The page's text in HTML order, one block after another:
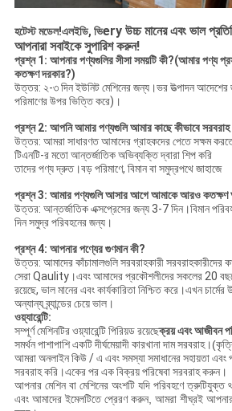
হটেস্ট মডেল!এলইডি, ভিery উচ্চ মানের এবং ভাল
আপনারা সবাইকে সুপারিশ করুন!
প্রশ্ন 1: আপনার পণ্যগুলির সীসা সময়টি কী?(আমার পণ্য
কতক্ষণ দরকার?)
উত্তর: ২-৩ দিন ইউনিট মেশিনের জন্য।ভর উত্পাদন
পরিমাণের উপর ভিত্তি করে)।
প্রশ্ন 2: আপনি আমার পণ্যগুলি আমার কাছে কীভাবে
উত্তর: আমরা সাধারণত আমাদের গ্রাহকদের পেতে সক্ষম
টিএনটি-র মতো আন্তর্জাতিক অভিব্যক্তি দ্বারা শিপ করি
তাদের পণ্য দ্রুত।বড় পরিমাণে, বিমান বা সমুদ্রপথে জাহাজে
প্রশ্ন 3: আমার পণ্যগুলি আসার আগে আমাকে আরও কতক্ষণ
উত্তর: আন্তর্জাতিক এক্সপ্রেসের জন্য 3-7 দিন।বিমান
দিন সমুদ্র পরিবহনের জন্য।
প্রশ্ন 4: আপনার পণ্যের গুণমান কী?
উত্তর: আমাদের কাঁচামালগুলি সরবরাহকারী সরবরাহকারীদের
সেরা Qaulity।এবং আমাদের প্রকৌশলীদের সকলের 20
রয়েছে, ভাল মানের এবং কার্যকারিতা নিশ্চিত করে।এখন চার্মের
অন্যান্য ব্র্যান্ডের চেয়ে ভাল।
ওয়্যারেন্টি:
সম্পূর্ণ মেশিনটির ওয়্যারেন্টি পিরিয়ড রয়েছেক্রয় এবং আজীবন
সমর্থন পাশাপাশি একটি দীর্ঘমেয়াদী কারখানা দাম সরবরাহ।
আমরা অনলাইন কিউ / এ এবং সমস্যা সমাধানের সহায়তা এবং
সরবরাহ করি।একের পর এক বিক্রয় পরিষেবা সরবরাহ করুন।
আপনার মেশিন বা মেশিনের অংশটি যদি পরিবহণে
এবং আমাদের ইমেলটিতে প্রেরণ করুন, আমরা শীঘ্রই